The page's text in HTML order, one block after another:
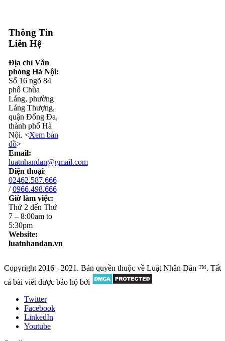
Thông Tin
Liên Hệ
Địa chỉ Văn
phòng Hà Nội:
Số 16 ngõ 84
phố Chùa
Láng, phường
Láng Thượng,
quận Đống Đa,
thành phố Hà
Nội. <Xem bản
đồ>
Email:
luatnhandan@gmail.com
Điện thoại:
02462.587.666
/0966.498.666
Giờ làm việc:
Thứ 2 đến Thứ
7 – 8:00am to
5:30pm
Website:
luatnhandan.vn
Copyright 2016 - 2021. Bản quyền thuộc về Luật Nhân Dân ™. Tất
cả bài viết được bảo hộ bởi
Twitter
Facebook
LinkedIn
Youtube